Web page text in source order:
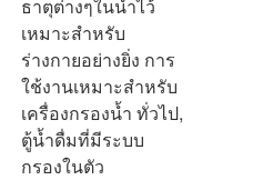
ธาตุต่างๆในน้ำไว้
เหมาะสำหรับ
ร่างกายอย่างยิ่ง การ
ใช้งานเหมาะสำหรับ
เครื่องกรองน้ำ ทั่วไป,
ตู้น้ำดื่มที่มีระบบ
กรองในตัว